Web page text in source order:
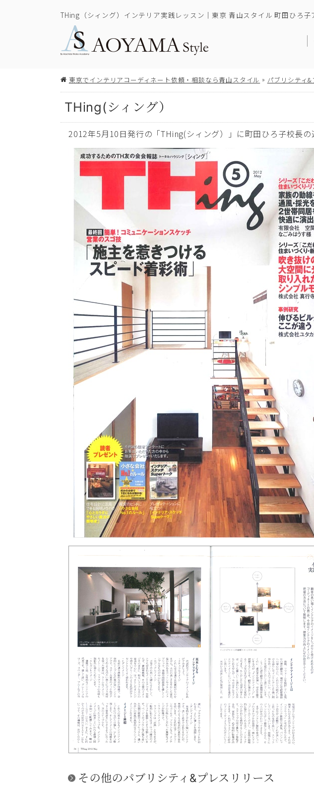
THing（シィング）インテリア実践レッスン｜東京 青山スタイル 町田ひろ子
東京でインテリアコーディネート依頼・相談なら青山スタイル » パブリシティ
THing(シィング）
2012年5月10日発行の「THing(シィング）」に町田ひろ子校長の
その他のパブリシティ&プレスリリース